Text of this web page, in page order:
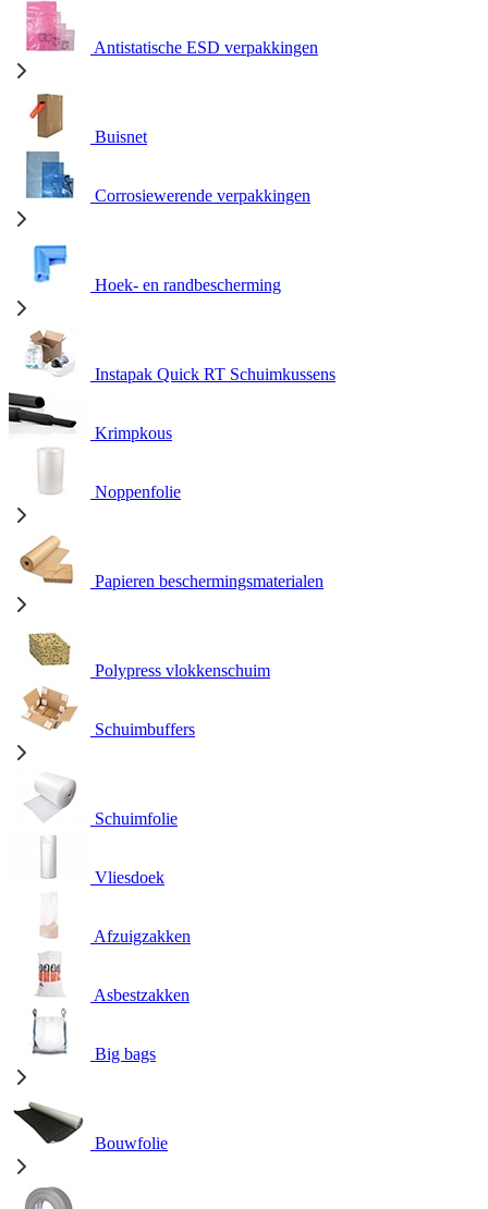
Antistatische ESD verpakkingen
Buisnet
Corrosiewerende verpakkingen
Hoek- en randbescherming
Instapak Quick RT Schuimkussens
Krimpkous
Noppenfolie
Papieren beschermingsmaterialen
Polypress vlokkenschuim
Schuimbuffers
Schuimfolie
Vliesdoek
Afzuigzakken
Asbestzakken
Big bags
Bouwfolie